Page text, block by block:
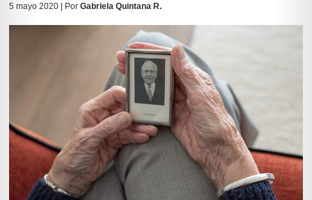
5 mayo 2020 | Por Gabriela Quintana R.